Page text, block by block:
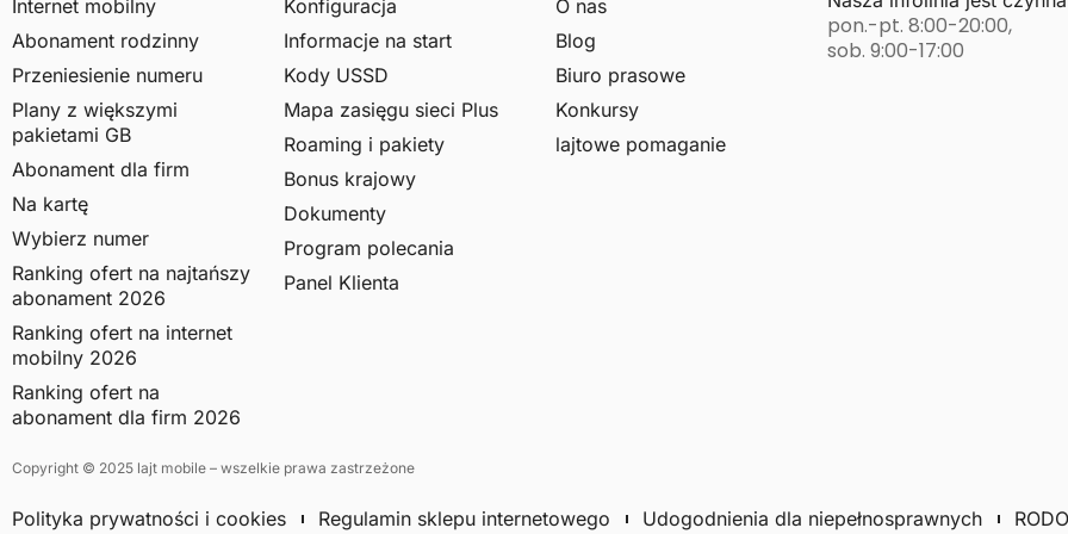
Internet mobilny
Abonament rodzinny
Przeniesienie numeru
Plany z większymi
pakietami GB
Abonament dla firm
Na kartę
Wybierz numer
Ranking ofert na najtańszy
abonament 2026
Ranking ofert na internet
mobilny 2026
Ranking ofert na
abonament dla firm 2026
Konfiguracja
Informacje na start
Kody USSD
Mapa zasięgu sieci Plus
Roaming i pakiety
Bonus krajowy
Dokumenty
Program polecania
Panel Klienta
O nas
Blog
Biuro prasowe
Konkursy
lajtowe pomaganie
pon.-pt. 8:00-20:00,
sob. 9:00-17:00
Copyright © 2025 lajt mobile – wszelkie prawa zastrzeżone
Polityka prywatności i cookies Regulamin sklepu internetowego Udogodnienia dla niepełnosprawnych RODO